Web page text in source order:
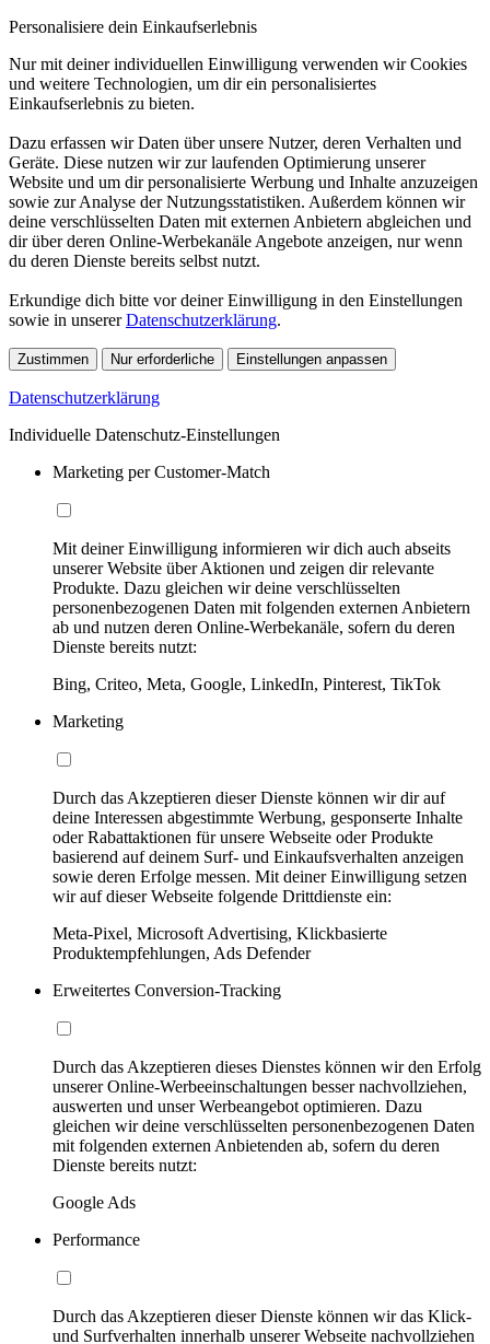
Personalisiere dein Einkaufserlebnis
Nur mit deiner individuellen Einwilligung verwenden wir Cookies
und weitere Technologien, um dir ein personalisiertes
Einkaufserlebnis zu bieten.
Dazu erfassen wir Daten über unsere Nutzer, deren Verhalten und
Geräte. Diese nutzen wir zur laufenden Optimierung unserer
Website und um dir personalisierte Werbung und Inhalte anzuzeigen
sowie zur Analyse der Nutzungsstatistiken. Außerdem können wir
deine verschlüsselten Daten mit externen Anbietern abgleichen und
dir über deren Online-Werbekanäle Angebote anzeigen, nur wenn
du deren Dienste bereits selbst nutzt.
Erkundige dich bitte vor deiner Einwilligung in den Einstellungen
sowie in unsererDatenschutzerklärung.
Zustimmen Nur erforderliche Einstellungen anpassen
Datenschutzerklärung
Individuelle Datenschutz-Einstellungen
Marketing per Customer-Match
Mit deiner Einwilligung informieren wir dich auch abseits
unserer Website über Aktionen und zeigen dir relevante
Produkte. Dazu gleichen wir deine verschlüsselten
personenbezogenen Daten mit folgenden externen Anbietern
ab und nutzen deren Online-Werbekanäle, sofern du deren
Dienste bereits nutzt:
Bing, Criteo, Meta, Google, LinkedIn, Pinterest, TikTok
Marketing
Durch das Akzeptieren dieser Dienste können wir dir auf
deine Interessen abgestimmte Werbung, gesponserte Inhalte
oder Rabattaktionen für unsere Webseite oder Produkte
basierend auf deinem Surf- und Einkaufsverhalten anzeigen
sowie deren Erfolge messen. Mit deiner Einwilligung setzen
wir auf dieser Webseite folgende Drittdienste ein:
Meta-Pixel, Microsoft Advertising, Klickbasierte
Produktempfehlungen, Ads Defender
Erweitertes Conversion-Tracking
Durch das Akzeptieren dieses Dienstes können wir den Erfolg
unserer Online-Werbeeinschaltungen besser nachvollziehen,
auswerten und unser Werbeangebot optimieren. Dazu
gleichen wir deine verschlüsselten personenbezogenen Daten
mit folgenden externen Anbietenden ab, sofern du deren
Dienste bereits nutzt:
Google Ads
Performance
Durch das Akzeptieren dieser Dienste können wir das Klick-
und Surfverhalten innerhalb unserer Webseite nachvollziehen